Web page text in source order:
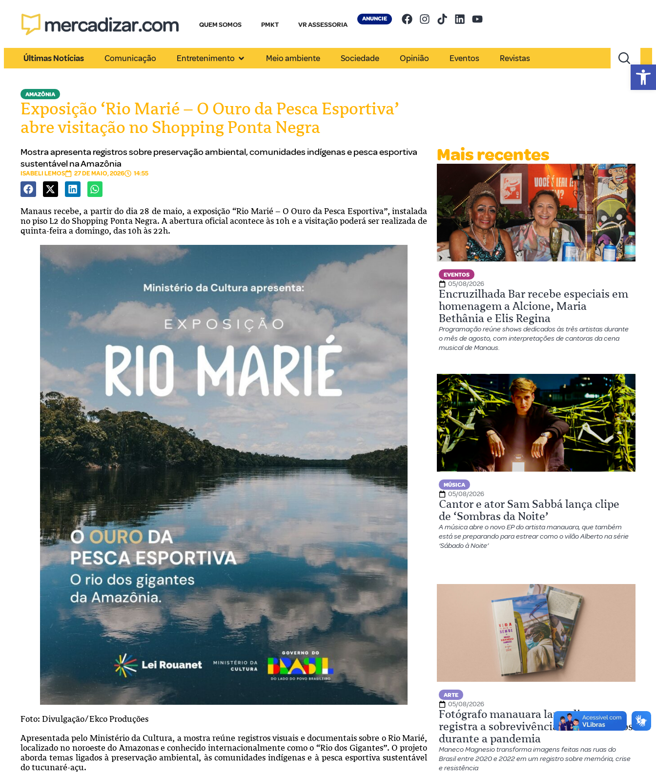
QUEM SOMOS PMKT VR ASSESSORIA
ANUNCIE
Últimas Notícias Comunicação Entretenimento Meio ambiente Sociedade Opinião Eventos Revistas
AMAZÔNIA
Exposição ‘Rio Marié – O Ouro da Pesca Esportiva’
abre visitação no Shopping Ponta Negra
Mostra apresenta registros sobre preservação ambiental, comunidades indígenas e pesca esportiva
sustentável na Amazônia
ISABELI LEMOS 27 DE MAIO, 2026 14:55
Manaus recebe, a partir do dia 28 de maio, a exposição “Rio Marié – O Ouro da Pesca Esportiva”, instalada
no piso L2 do Shopping Ponta Negra. A abertura oficial acontece às 10h e a visitação poderá ser realizada de
quinta-feira a domingo, das 10h às 22h.
Foto: Divulgação/Ekco Produções
Apresentada pelo Ministério da Cultura, a mostra reúne registros visuais e documentais sobre o Rio Marié,
localizado no noroeste do Amazonas e conhecido internacionalmente como o “Rio dos Gigantes”. O projeto
aborda temas ligados à preservação ambiental, às comunidades indígenas e à pesca esportiva sustentável
do tucunaré-açu.
Mais recentes
EVENTOS
05/08/2026
Encruzilhada Bar recebe especiais em
homenagem a Alcione, Maria
Bethânia e Elis Regina
Programação reúne shows dedicados às três artistas durante
o mês de agosto, com interpretações de cantoras da cena
musical de Manaus.
MÚSICA
05/08/2026
Cantor e ator Sam Sabbá lança clipe
de ‘Sombras da Noite’
A música abre o novo EP do artista manauara, que também
está se preparando para estrear como o vilão Alberto na série
‘Sábado à Noite’
ARTE
05/08/2026
Fotógrafo manauara lança livro que
registra a sobrevivência dos brasileiros
durante a pandemia
Maneco Magnesio transforma imagens feitas nas ruas do
Brasil entre 2020 e 2022 em um registro sobre memória, crise
e resistência